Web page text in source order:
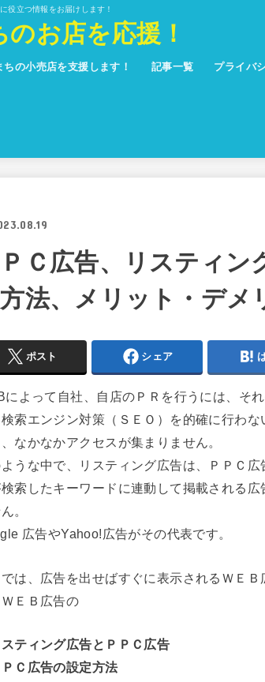
役立つ情報をお届けします！
のお店を応援！
ちの小売店を支援します！ 記事一覧 プライバ
ＰＣ広告、リスティン
法、メリット・デメ
ポスト シェア
によって自社、自店のＰＲを行うには、そ
索エンジン対策（ＳＥＯ）を的確に行わ
なかなかアクセスが集まりません。
うな中で、リスティング広告は、ＰＰＣ
索したキーワードに連動して掲載される
。
広告やYahoo!広告がその代表です。
では、広告を出せばすぐに表示されるＷＥＢ
ＥＢ広告の
スティング広告とＰＰＣ広告
ＰＣ広告の設定方法